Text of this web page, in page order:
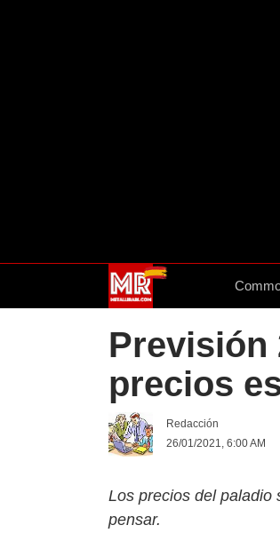
Previsión
precios
Redacción
26/01/2021, 6:00 AM
Los precios del paladio
pensar.